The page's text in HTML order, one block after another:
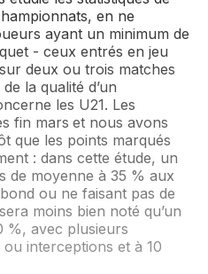
en ne
ayant un minimum de
- ceux entrés en jeu
deux ou trois matches
la qualité d’un
les U21. Les
fin mars et nous avons
que les points marqués
: dans cette étude, un
de moyenne à 35 % aux
ou ne faisant pas de
moins bien noté qu’un
%, avec plusieurs
interceptions et à 10